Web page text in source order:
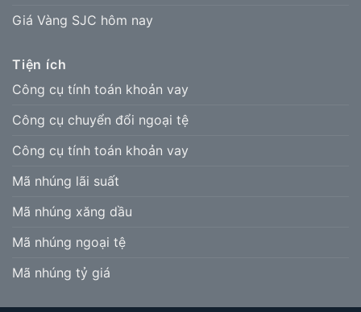
Giá Vàng SJC hôm nay
Tiện ích
Công cụ tính toán khoản vay
Công cụ chuyển đổi ngoại tệ
Công cụ tính toán khoản vay
Mã nhúng lãi suất
Mã nhúng xăng dầu
Mã nhúng ngoại tệ
Mã nhúng tỷ giá